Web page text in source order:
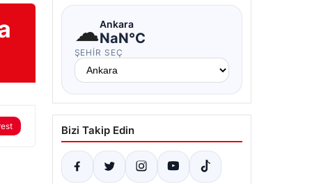
☁Ankara
NaN°C
ŞEHIR SEÇ
Bizi Takip Edin